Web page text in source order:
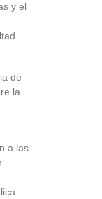
y el
de
la
a las